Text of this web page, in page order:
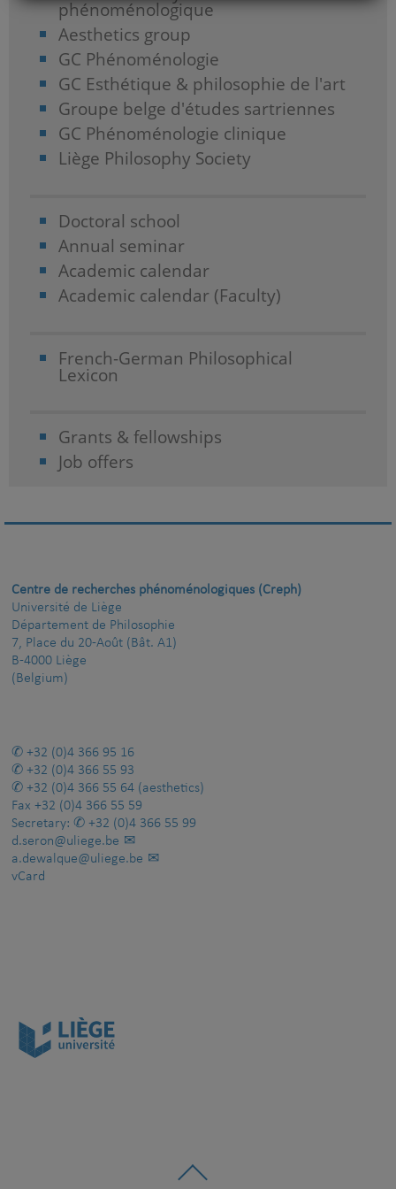
phénoménologique
Aesthetics group
GC Phénoménologie
GC Esthétique & philosophie de l'art
Groupe belge d'études sartriennes
GC Phénoménologie clinique
Liège Philosophy Society
Doctoral school
Annual seminar
Academic calendar
Academic calendar (Faculty)
French-German Philosophical
Lexicon
Grants & fellowships
Job offers
Centre de recherches phénoménologiques (Creph)
Université de Liège
Département de Philosophie
7, Place du 20-Août (Bât. A1)
B-4000 Liège
(Belgium)
+32 (0)4 366 95 16
+32 (0)4 366 55 93
+32 (0)4 366 55 64 (aesthetics)
Fax +32 (0)4 366 55 59
Secretary:
+32 (0)4 366 55 99
d.seron@uliege.be
a.dewalque@uliege.be
vCard